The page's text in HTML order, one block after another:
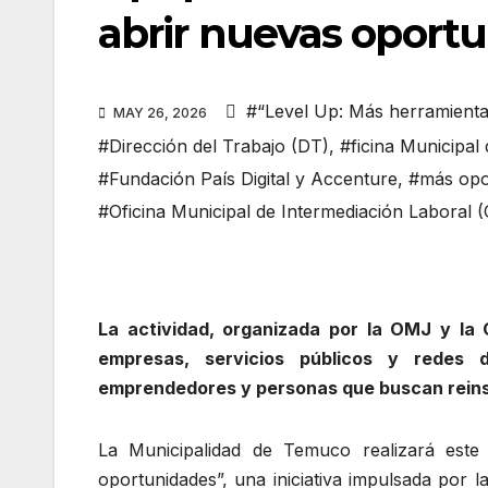
abrir nuevas
MAY 26, 2026
#“Level Up: Más
#Dirección del Trabajo (DT), #ficina Municipal
#Fundación País Digital y Accenture, #más
#Oficina Municipal de Intermediación Laboral
La actividad, organizada por la OMJ y la
empresas, servicios públicos y
emprendedores y personas que buscan
La Municipalidad de Temuco realizará
oportunidades”, una iniciativa impulsada